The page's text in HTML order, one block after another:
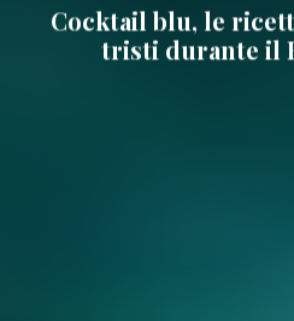
Cocktail blu, le
tristi durante il